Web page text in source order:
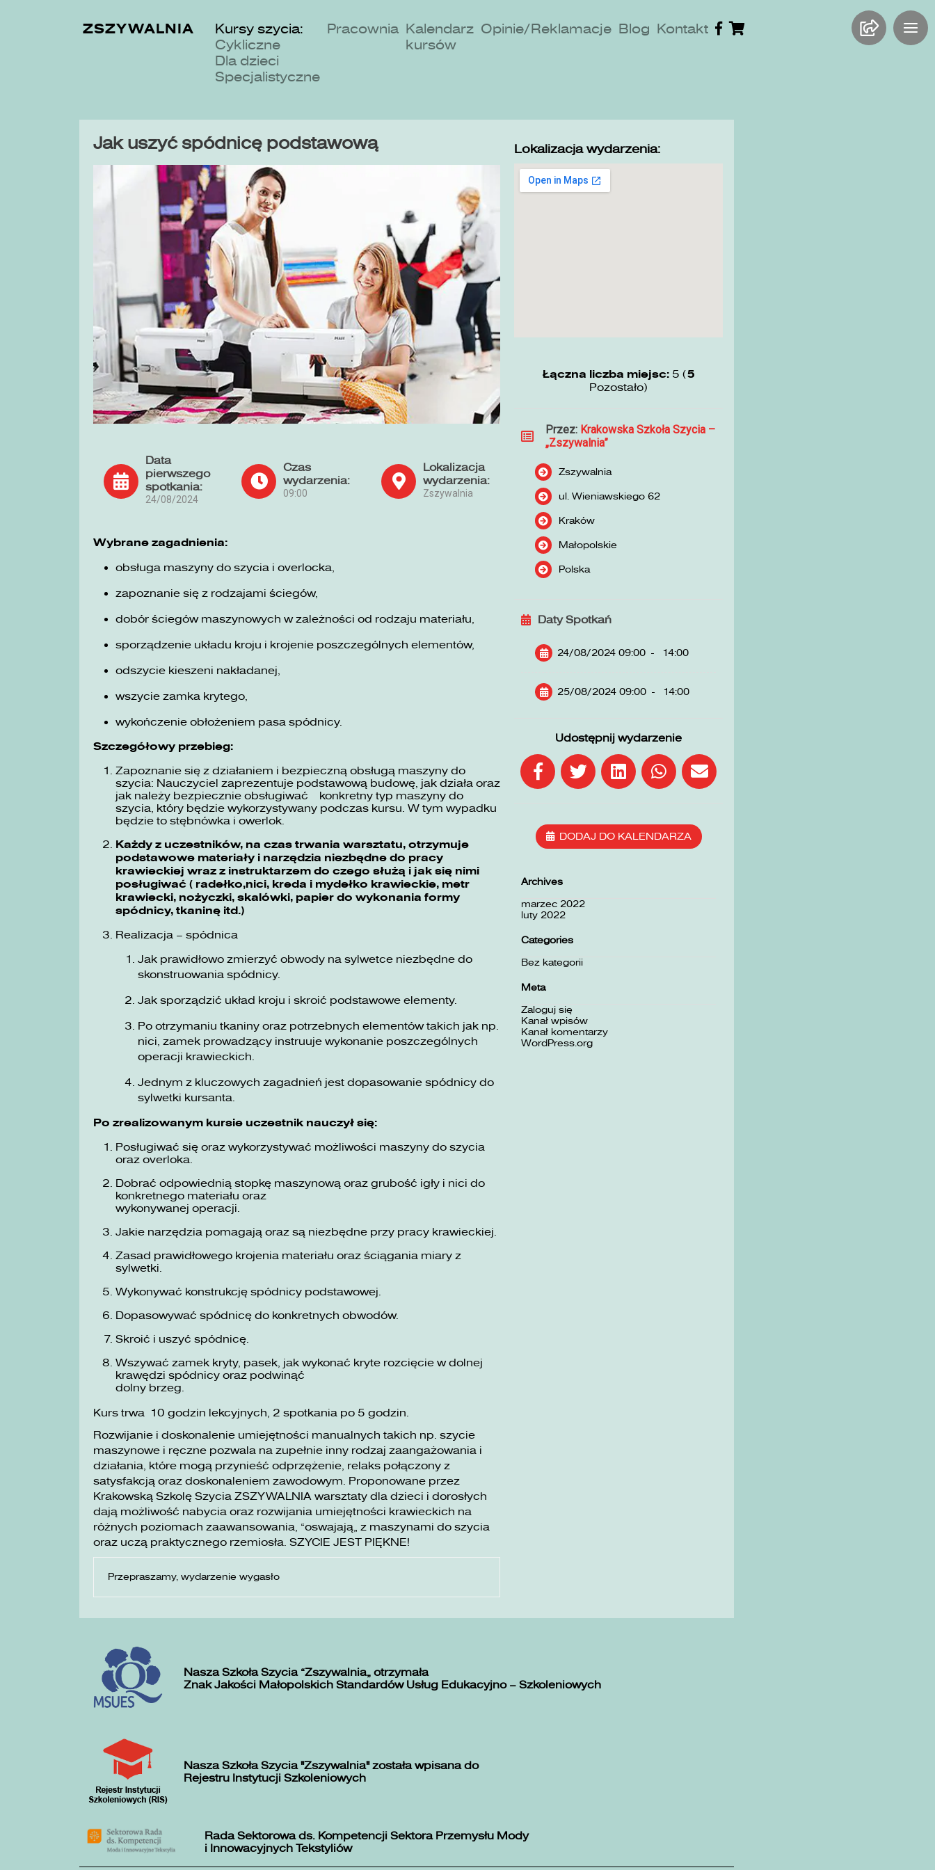
ZSZYWALNIA
Kursy szycia:
Cykliczne
Dla dzieci
Specjalistyczne
Pracownia Kalendarz
kursów
Opinie/Reklamacje Blog Kontakt
Jak uszyć spódnicę podstawową
Data
pierwszego
spotkania:
24/08/2024
Czas
wydarzenia:
09:00
Lokalizacja
wydarzenia:
Zszywalnia
Wybrane zagadnienia:
obsługa maszyny do szycia i overlocka,
zapoznanie się z rodzajami ściegów,
dobór ściegów maszynowych w zależności od rodzaju materiału,
sporządzenie układu kroju i krojenie poszczególnych elementów,
odszycie kieszeni nakładanej,
wszycie zamka krytego,
wykończenie obłożeniem pasa spódnicy.
Szczegółowy przebieg:
Zapoznanie się z działaniem i bezpieczną obsługą maszyny do
szycia: Nauczyciel zaprezentuje podstawową budowę, jak działa oraz
jak należy bezpiecznie obsługiwać konkretny typ maszyny do
szycia, który będzie wykorzystywany podczas kursu. W tym wypadku
będzie to stębnówka i owerlok.
Każdy z uczestników, na czas trwania warsztatu, otrzymuje
podstawowe materiały i narzędzia niezbędne do pracy
krawieckiej wraz z instruktarzem do czego służą i jak się nimi
posługiwać ( radełko,nici, kreda i mydełko krawieckie, metr
krawiecki, nożyczki, skalówki, papier do wykonania formy
spódnicy, tkaninę itd.)
Realizacja – spódnica
Jak prawidłowo zmierzyć obwody na sylwetce niezbędne do
skonstruowania spódnicy.
Jak sporządzić układ kroju i skroić podstawowe elementy.
Po otrzymaniu tkaniny oraz potrzebnych elementów takich jak np.
nici, zamek prowadzący instruuje wykonanie poszczególnych
operacji krawieckich.
Jednym z kluczowych zagadnień jest dopasowanie spódnicy do
sylwetki kursanta.
Po zrealizowanym kursie uczestnik nauczył się:
Posługiwać się oraz wykorzystywać możliwości maszyny do szycia
oraz overloka.
Dobrać odpowiednią stopkę maszynową oraz grubość igły i nici do
konkretnego materiału oraz
wykonywanej operacji.
Jakie narzędzia pomagają oraz są niezbędne przy pracy krawieckiej.
Zasad prawidłowego krojenia materiału oraz ściągania miary z
sylwetki.
Wykonywać konstrukcję spódnicy podstawowej.
Dopasowywać spódnicę do konkretnych obwodów.
Skroić i uszyć spódnicę.
Wszywać zamek kryty, pasek, jak wykonać kryte rozcięcie w dolnej
krawędzi spódnicy oraz podwinąć
dolny brzeg.
Kurs trwa 10 godzin lekcyjnych, 2 spotkania po 5 godzin.
Rozwijanie i doskonalenie umiejętności manualnych takich np. szycie
maszynowe i ręczne pozwala na zupełnie inny rodzaj zaangażowania i
działania, które mogą przynieść odprzężenie, relaks połączony z
satysfakcją oraz doskonaleniem zawodowym. Proponowane przez
Krakowską Szkolę Szycia ZSZYWALNIA warsztaty dla dzieci i dorosłych
dają możliwość nabycia oraz rozwijania umiejętności krawieckich na
różnych poziomach zaawansowania, „oswajają” z maszynami do szycia
oraz uczą praktycznego rzemiosła. SZYCIE JEST PIĘKNE!
Przepraszamy, wydarzenie wygasło
Lokalizacja wydarzenia:
Łączna liczba miejsc: 5 (5
Pozostało)
Przez: Krakowska Szkoła Szycia –
„Zszywalnia”
Zszywalnia
ul. Wieniawskiego 62
Kraków
Małopolskie
Polska
Daty Spotkań
24/08/2024 09:00 - 14:00
25/08/2024 09:00 - 14:00
Udostępnij wydarzenie
DODAJ DO KALENDARZA
Archives
marzec 2022
luty 2022
Categories
Bez kategorii
Meta
Zaloguj się
Kanał wpisów
Kanał komentarzy
WordPress.org
Nasza Szkoła Szycia „Zszywalnia” otrzymała
Znak Jakości Małopolskich Standardów Usług Edukacyjno – Szkoleniowych
Nasza Szkoła Szycia "Zszywalnia" została wpisana do
Rejestru Instytucji Szkoleniowych
Rada Sektorowa ds. Kompetencji Sektora Przemysłu Mody
i Innowacyjnych Tekstyliów